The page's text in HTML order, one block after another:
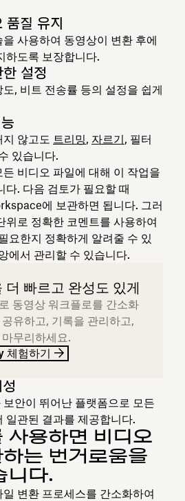
품질 유지
사용하여 동영상이 변환 후에
하도록 보장합니다.
설정
, 비트 전송률 등의 설정을 쉽게
않고도 트리밍, 자르기, 필터
있습니다.
비디오 파일에 대해 이 작업을
다. 다음 검토가 필요할 때
에 보관하면 됩니다. 그러
위로 정확한 코멘트를 사용하여
요한지 정확하게 알려줄 수 있
에서 관리할 수 있습니다.
더 빠르고 완성도 있게
동영상 워크플로를 간소화
유하고, 기록을 관리하고,
무리하세요.
체험하기
안이 뛰어난 플랫폼으로 모든
일관된 결과를 제공합니다.
용하면 비디오
는 번거로움을
니다.
변환 프로세스를 간소화하여